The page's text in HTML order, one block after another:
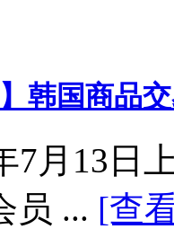
】韩国商品
7月13日
员 ... [查